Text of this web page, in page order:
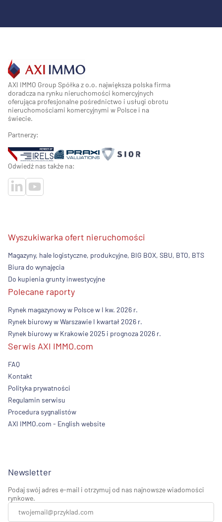
AXI IMMO Group Spółka z o.o. największa polska firma
doradcza na rynku nieruchomości komercyjnych
oferująca profesjonalne pośrednictwo i usługi obrotu
nieruchomościami komercyjnymi w Polsce i na
świecie.
Partnerzy:
Odwiedź nas także na:
Wyszukiwarka ofert nieruchomości
Magazyny, hale logistyczne, produkcyjne, BIG BOX, SBU, BTO, BTS
Biura do wynajęcia
Do kupienia grunty inwestycyjne
Polecane raporty
Rynek magazynowy w Polsce w I kw. 2026 r.
Rynek biurowy w Warszawie I kwartał 2026 r.
Rynek biurowy w Krakowie 2025 i prognoza 2026 r.
Serwis AXI IMMO.com
FAQ
Kontakt
Polityka prywatności
Regulamin serwisu
Procedura sygnalistów
AXI IMMO.com - English website
Newsletter
Podaj swój adres e-mail i otrzymuj od nas najnowsze wiadomości
rynkowe.